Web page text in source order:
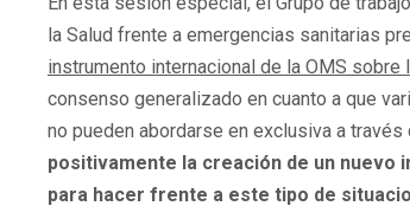
la Salud frente a emergencias sanitarias
instrumento internacional de la OMS sobre
consenso generalizado en cuanto a que
no pueden abordarse en exclusiva a
positivamente la creación de un nuevo
para hacer frente a este tipo de